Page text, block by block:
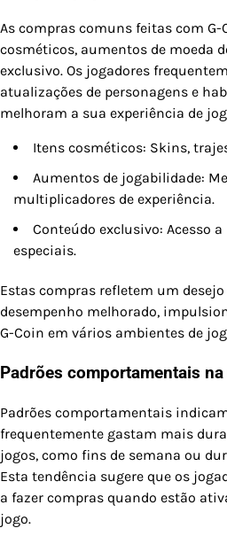
As compras comuns feitas com
cosméticos, aumentos de moeda
exclusivo. Os jogadores
atualizações de personagens e
melhoram a sua experiência de
Itens cosméticos: Skins,
Aumentos de jogabilidade:
multiplicadores de experiência.
Conteúdo exclusivo: Acesso
especiais.
Estas compras refletem um
desempenho melhorado,
G-Coin em vários ambientes de
Padrões comportamentais
Padrões comportamentais
frequentemente gastam mais
jogos, como fins de semana ou
Esta tendência sugere que os
a fazer compras quando estão
jogo.